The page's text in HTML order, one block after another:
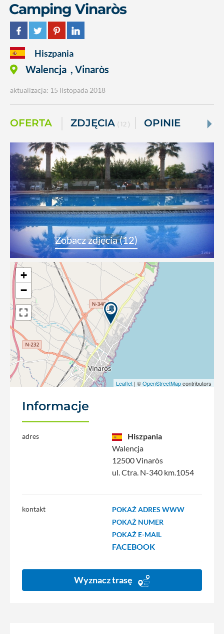
Camping Vinaròs
Hiszpania
Walencja , Vinaròs
aktualizacja: 15 listopada 2018
OFERTA ZDJĘCIA ( 12 ) OPINIE
Zobacz zdjęcia (12)
+
−
Leaflet | ©OpenStreetMapcontributors
Informacje
adres
Hiszpania
Walencja
12500 Vinaròs
ul. Ctra. N-340 km.1054
kontakt
POKAŻ ADRES WWW
POKAŻ NUMER
POKAŻ E-MAIL
FACEBOOK
Wyznacz trasę